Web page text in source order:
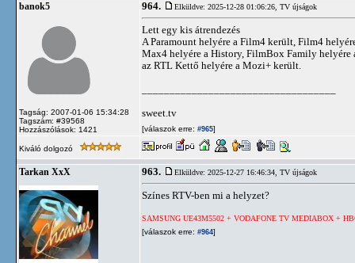
banok5
Tagság: 2007-01-06 15:34:28
Tagszám: #39568
Hozzászólások: 1421
964. Elküldve: 2025-12-28 01:06:26, TV újságok
Lett egy kis átrendezés
A Paramount helyére a Film4 került, Film4
Max4 helyére a History, FilmBox Family helyére
az RTL Kettő helyére a Mozi+ került.
sweet.tv
[válaszok erre: #965]
Kiváló dolgozó
Tarkan XxX 963. Elküldve: 2025-12-27 16:46:34, TV újságok
Színes RTV-ben mi a helyzet?
SAMSUNG UE43M5502 + VODAFONE TV MEDIABOX +
[válaszok erre: #964]